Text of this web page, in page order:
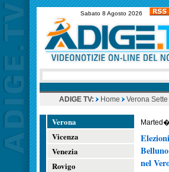
Sabato 8 Agosto 2026
ADIGE TV: Home Verona
Verona
Vicenza
Venezia
Rovigo
nel